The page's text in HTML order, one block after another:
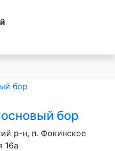
бор
р-н, п. Фокинское
16а